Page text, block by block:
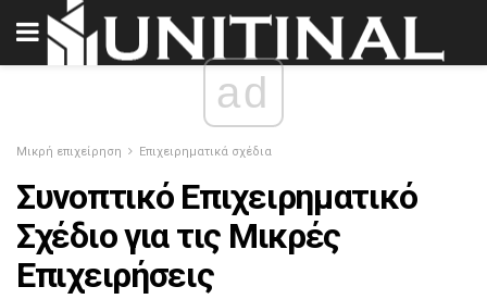
ad
Μικρή επιχείρηση Επιχειρηματικά σχέδια
Συνοπτικό Επιχειρηματικό
Σχέδιο για τις Μικρές
Επιχειρήσεις